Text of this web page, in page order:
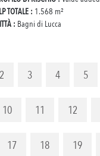
TOTALE : 1.568 m²
: Bagni di Lucca
2 3 4 5
10 11 12
17 18 19